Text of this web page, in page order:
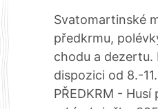
Svatomartinské
předkrmu,
chodu a dezertu.
dispozici od 8.-
PŘEDKRM -